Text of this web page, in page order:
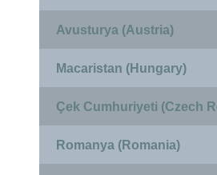
Avusturya (Austria)
Macaristan (Hungary)
Çek Cumhuriyeti (Czech
Romanya (Romania)